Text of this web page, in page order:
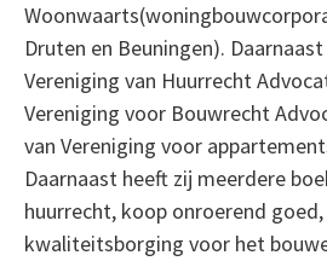
Druten en Beuningen).
Vereniging van Huurrecht
Vereniging voor Bouwrecht
van Vereniging voor
Daarnaast heeft zij meerdere
huurrecht, koop onroerend
kwaliteitsborging voor het